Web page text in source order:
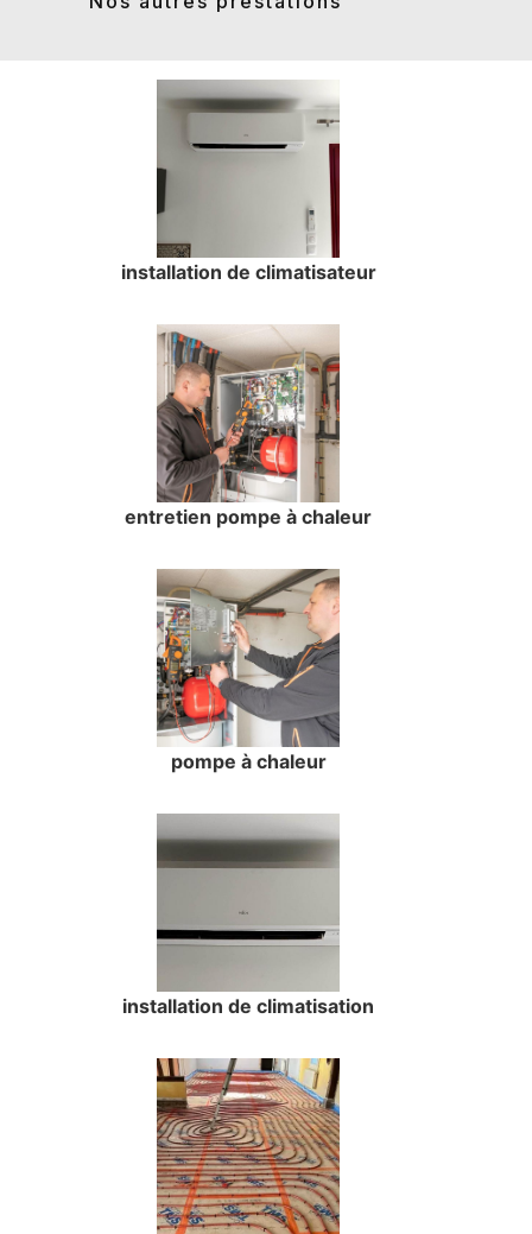
installation de climatisateur
entretien pompe à chaleur
pompe à chaleur
installation de climatisation